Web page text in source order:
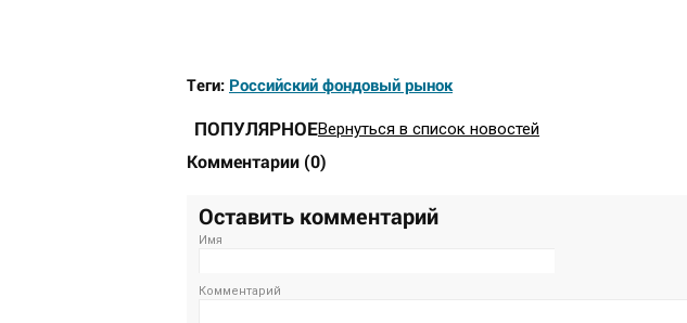
Теги: Российский фондовый рынок
ПОПУЛЯРНОЕВернуться в список новостей
Комментарии (0)
Оставить комментарий
Имя
Комментарий